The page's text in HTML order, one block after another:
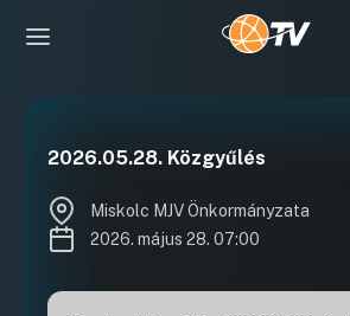
2026.05.28. Közgyűlés
Miskolc MJV Önkormányzata
2026. május 28. 07:00